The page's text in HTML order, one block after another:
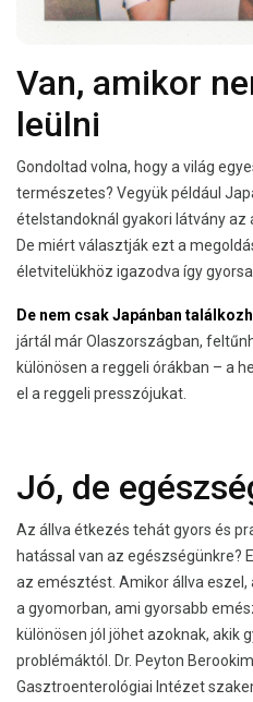
Van, amikor
leülni
Gondoltad volna, hogy a világ
természetes? Vegyük például
ételstandoknál gyakori látvány az
De miért választják ezt a
életvitelükhöz igazodva így
De nem csak Japánban
jártál már Olaszországban,
különösen a reggeli órákban – a
el a reggeli presszójukat.
Jó, de
Az állva étkezés tehát gyors és
hatással van az egészségünkre?
az emésztést. Amikor állva
a gyomorban, ami gyorsabb
különösen jól jöhet azoknak, akik
problémáktól. Dr. Peyton
Gasztroenterológiai Intézet